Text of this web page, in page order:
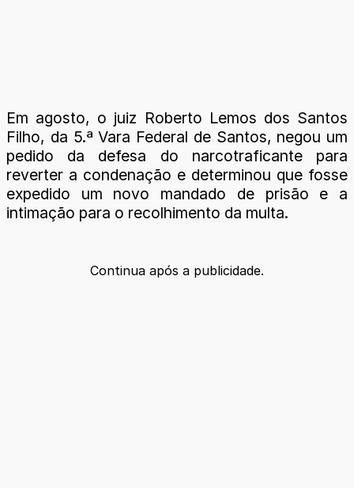
Em agosto, o juiz Roberto Lemos dos Santos
Filho, da 5.ª Vara Federal de Santos, negou um
pedido da defesa do narcotraficante para
reverter a condenação e determinou que fosse
expedido um novo mandado de prisão e a
intimação para o recolhimento da multa.
Continua após a publicidade.